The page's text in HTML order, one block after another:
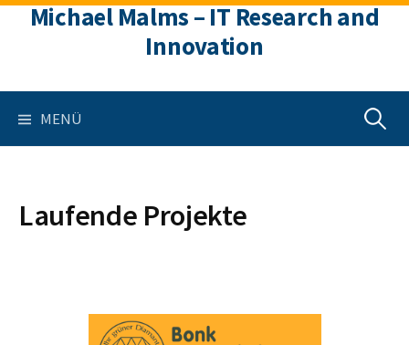
Michael Malms – IT Research and
Innovation
MENÜ Suchen
Laufende Projekte